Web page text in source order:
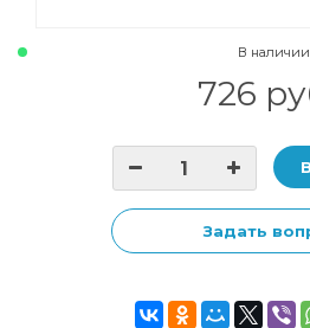
В наличии
726
Задать